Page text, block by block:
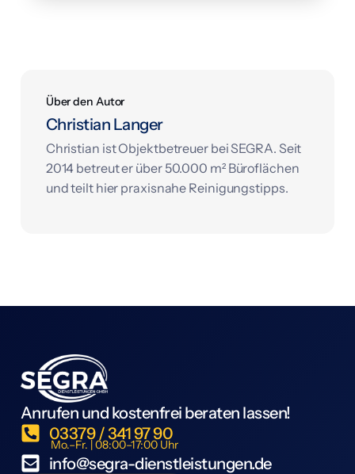
Über den Autor
Christian Langer
Christian ist Objektbetreuer bei SEGRA. Seit
2014 betreut er über 50.000 m² Büroflächen
und teilt hier praxisnahe Reinigungstipps.
Anrufen und kostenfrei beraten lassen!
03379 / 341 97 90
Mo.–Fr. | 08:00–17:00 Uhr
info@segra-dienstleistungen.de